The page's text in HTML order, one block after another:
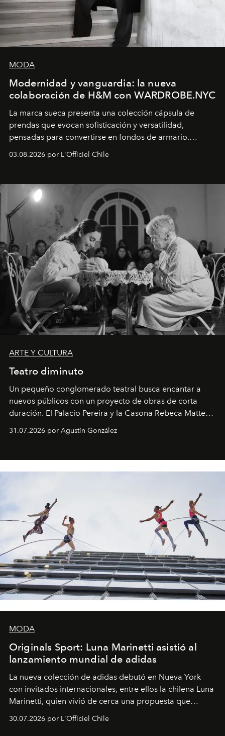
MODA
Modernidad y vanguardia: la nueva
colaboración de H&M con WARDROBE.NYC
La marca sueca presenta una colección cápsula de
prendas que evocan sofisticación y versatilidad,
pensadas para convertirse en fondos de armario.
Disponible en Chile desde el 6 de agosto.
03.08.2026 por L'Officiel Chile
ARTE Y CULTURA
Teatro diminuto
Un pequeño conglomerado teatral busca encantar a
nuevos públicos con un proyecto de obras de corta
duración. El Palacio Pereira y la Casona Rebeca Matte
son algunos de los lugares que han albergado estas
miniobras. Sus puestas en escena son limpias; ponen el
31.07.2026 por Agustín González
MODA
Originals Sport: Luna Marinetti asistió al
lanzamiento mundial de adidas
La nueva colección de adidas debutó en Nueva York
con invitados internacionales, entre ellos la chilena Luna
Marinetti, quien vivió de cerca una propuesta que
fusiona moda y rendimiento.
30.07.2026 por L'Officiel Chile